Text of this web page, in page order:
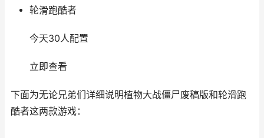
轮滑跑酷者
今天30人配置
立即查看
下面为无论兄弟们详细说明植物大战僵尸废稿版和轮滑跑
酷者这两款游戏：